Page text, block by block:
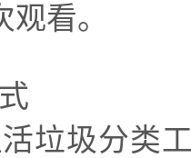
看。
垃圾分类